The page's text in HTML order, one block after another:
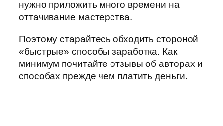
нужно приложить много времени на
оттачивание мастерства.
Поэтому старайтесь обходить стороной
«быстрые» способы заработка. Как
минимум почитайте отзывы об авторах и
способах прежде чем платить деньги.